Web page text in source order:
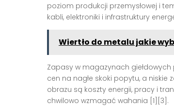
poziom produkcji przemysłowej i
kabli, elektroniki i infrastruktury
Wiertło do metalu jakie
Zapasy w magazynach
cen na nagłe skoki popytu, a
obrazu są koszty energii, pracy i
chwilowo wzmagać wahania [1][3].